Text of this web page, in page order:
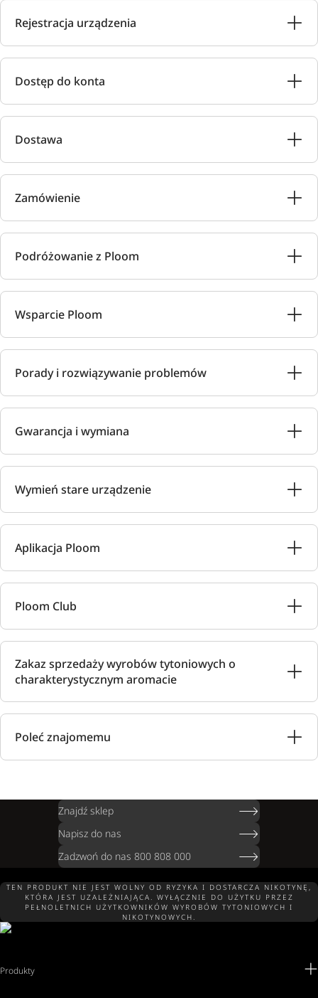
Rejestracja urządzenia
Dostęp do konta
Dostawa
Zamówienie
Podróżowanie z Ploom
Wsparcie Ploom
Porady i rozwiązywanie problemów
Gwarancja i wymiana
Wymień stare urządzenie
Aplikacja Ploom
Ploom Club
Zakaz sprzedaży wyrobów tytoniowych o
charakterystycznym aromacie
Poleć znajomemu
Znajdź sklep
Napisz do nas
Zadzwoń do nas 800 808 000
TEN PRODUKT NIE JEST WOLNY OD RYZYKA I DOSTARCZA NIKOTYNĘ,
KTÓRA JEST UZALEŻNIAJĄCA. WYŁĄCZNIE DO UŻYTKU PRZEZ
PEŁNOLETNICH UŻYTKOWNIKÓW WYROBÓW TYTONIOWYCH I
NIKOTYNOWYCH.
Produkty